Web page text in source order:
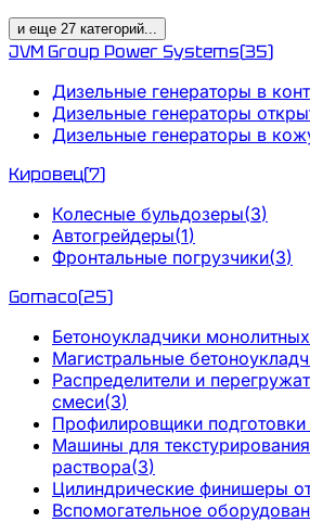
и еще 27 категорий...
JVM Group Power Systems(35)
Дизельные генераторы в
Дизельные генераторы
Дизельные генераторы в
Кировец(7)
Колесные бульдозеры(3)
Автогрейдеры(1)
Фронтальные погрузчики(3)
Gomaco(25)
Бетоноукладчики
Магистральные
Распределители и
смеси(3)
Профилировщики подготовки
Машины для
раствора(3)
Цилиндрические финишеры
Вспомогательное